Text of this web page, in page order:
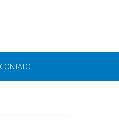
CONTATO